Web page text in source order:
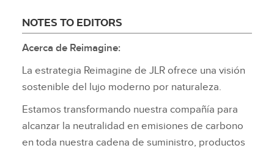
NOTES TO EDITORS
Acerca de Reimagine:
La estrategia Reimagine de JLR ofrece una visión
sostenible del lujo moderno por naturaleza.
Estamos transformando nuestra compañía para
alcanzar la neutralidad en emisiones de carbono
en toda nuestra cadena de suministro, productos